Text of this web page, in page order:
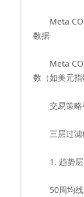
Meta COT
数据
Meta COT
数（如美元指
交易策略
三层过滤
1. 趋势层
50周均线